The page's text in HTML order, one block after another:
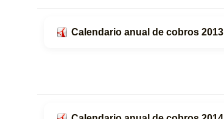
Calendario anual de cobros 2013